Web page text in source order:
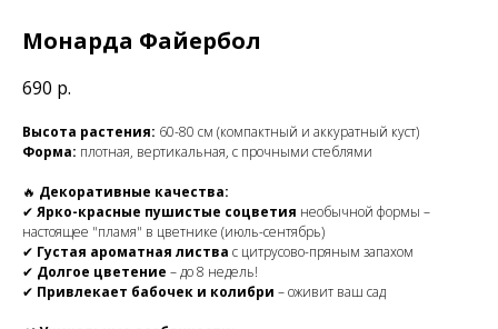
Монарда Файербол
690 р.
Высота растения: 60-80 см (компактный и аккуратный куст)
Форма: плотная, вертикальная, с прочными стеблями
🔥 Декоративные качества:
✔ Ярко-красные пушистые соцветия необычной формы –
настоящее "пламя" в цветнике (июль-сентябрь)
✔ Густая ароматная листва с цитрусово-пряным запахом
✔ Долгое цветение – до 8 недель!
✔ Привлекает бабочек и колибри – оживит ваш сад